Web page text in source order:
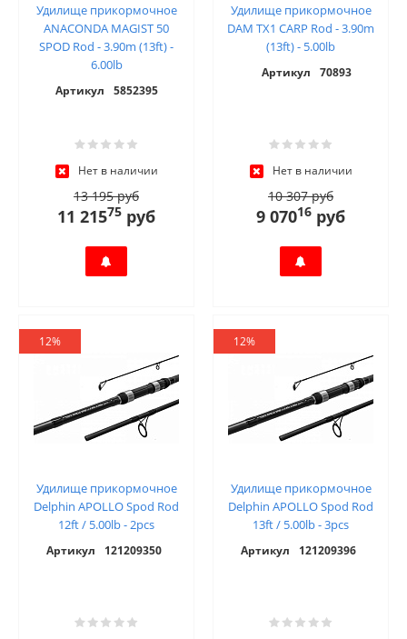
Удилище прикормочное
ANACONDA MAGIST 50
SPOD Rod - 3.90m (13ft) -
6.00lb
Артикул 5852395
Нет в наличии
13 195 руб
11 21575 руб
Удилище прикормочное
DAM TX1 CARP Rod - 3.90m
(13ft) - 5.00lb
Артикул 70893
Нет в наличии
10 307 руб
9 07016 руб
12%
Удилище прикормочное
Delphin APOLLO Spod Rod
12ft / 5.00lb - 2pcs
Артикул 121209350
12%
Удилище прикормочное
Delphin APOLLO Spod Rod
13ft / 5.00lb - 3pcs
Артикул 121209396